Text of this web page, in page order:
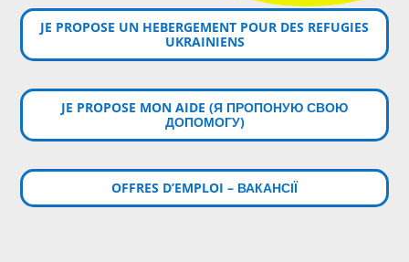
JE PROPOSE UN HEBERGEMENT POUR DES REFUGIES
UKRAINIENS
JE PROPOSE MON AIDE (Я ПРОПОНУЮ СВОЮ
ДОПОМОГУ)
OFFRES D’EMPLOI – ВАКАНСІЇ